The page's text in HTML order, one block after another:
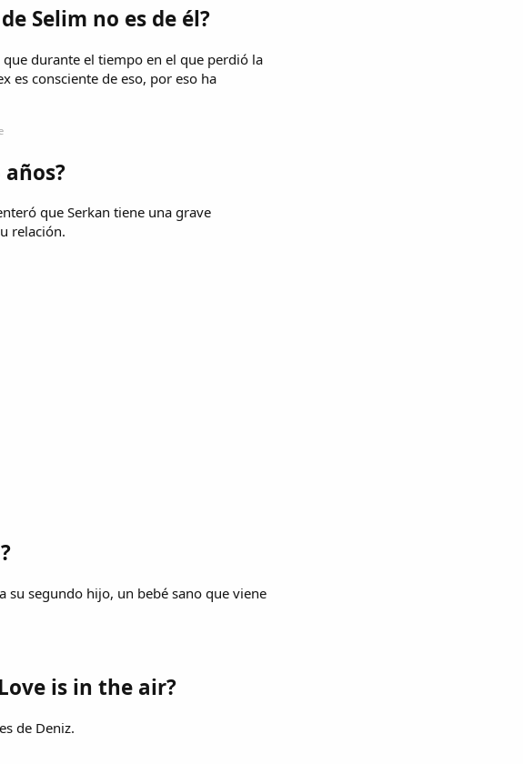
Selim no es de él?
durante el tiempo en el que perdió la
es consciente de eso, por eso ha
años?
que Serkan tiene una grave
relación.
su segundo hijo, un bebé sano que viene
is in the air?
de Deniz.